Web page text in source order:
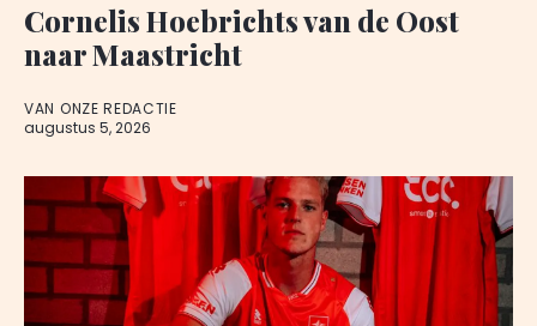
Cornelis Hoebrichts van de Oost
naar Maastricht
VAN ONZE REDACTIE
augustus 5, 2026